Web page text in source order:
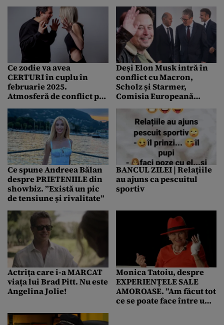
aspiratorul
Ce zodie va avea
CERTURI în cuplu în
februarie 2025.
Atmosferă de conflict pe
Deși Elon Musk intră în
conflict cu Macron,
Scholz și Starmer,
Comisia Europeană
interzice să își arate
sprijinul pentru AfD”
Ce spune Andreea Bălan
despre PRIETENIILE din
showbiz. ”Există un pic
de tensiune și rivalitate”
BANCUL ZILEI | Relațiile
au ajuns ca pescuitul
sportiv
Actrița care i-a MARCAT
viața lui Brad Pitt. Nu este
Angelina Jolie!
Monica Tatoiu, despre
EXPERIENȚELE SALE
AMOROASE. ”Am făcut tot
ce se poate face între un